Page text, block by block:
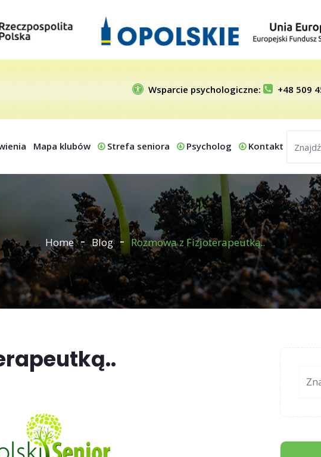
Wsparcie psychologiczne: +48 509
Mapa klubów Strefa seniora Psycholog Kontakt
Home Blog Rozmowa z Fizjoterapeutką..